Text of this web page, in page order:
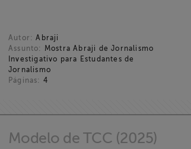
Autor: Abraji
Assunto:
Mostra Abraji de Jornalismo
Investigativo para Estudantes de
Jornalismo
Páginas: 4
Modelo de TCC (2025)